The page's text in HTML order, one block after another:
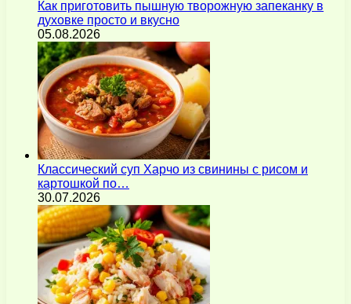
Как приготовить пышную творожную запеканку в
духовке просто и вкусно
05.08.2026
Классический суп Харчо из свинины с рисом и
картошкой по…
30.07.2026